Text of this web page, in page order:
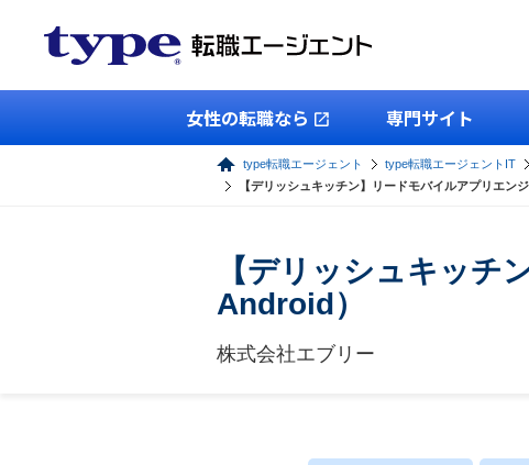
女性の転職なら 専門サイト
type転職エージェント type転職エージェントIT
【デリッシュキッチン】リードモバイルアプリエン
【デリッシュキッチ
Android）
株式会社エブリー